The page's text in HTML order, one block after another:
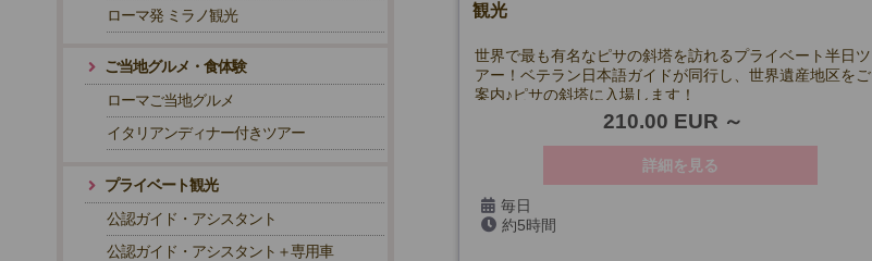
観光
世界で最も有名なピサの斜塔を訪れるプライベート半日ツ
アー！ベテラン日本語ガイドが同行し、世界遺産地区をご
案内♪ピサの斜塔に入場します！
210.00 EUR
詳細を見る
毎日
約5時間
ローマ発 ミラノ観光
ご当地グルメ・食体験
ローマご当地グルメ
イタリアンディナー付きツアー
プライベート観光
公認ガイド・アシスタント
公認ガイド・アシスタント＋専用車